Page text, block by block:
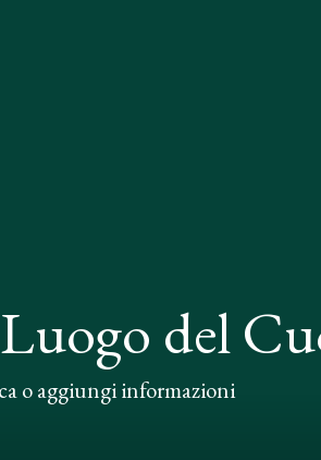
del
o aggiungi informazioni